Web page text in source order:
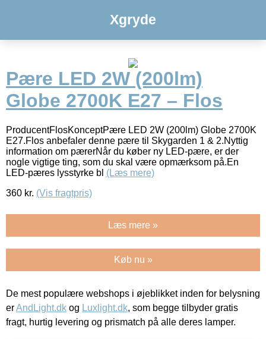
Xgryde
Pære LED 2W (200lm)
Globe 2700K E27 – Flos
ProducentFlosKonceptPære LED 2W (200lm) Globe 2700K
E27.Flos anbefaler denne pære til Skygarden 1 & 2.Nyttig
information om pærerNår du køber ny LED-pære, er der
nogle vigtige ting, som du skal være opmærksom på.En
LED-pæres lysstyrke bl (Læs mere)
360 kr. (Vis fragtpris)
Læs mere »
Køb nu »
De mest populære webshops i øjeblikket inden for belysning
erAndLight.dk og Luxlight.dk, som begge tilbyder gratis
fragt, hurtig levering og prismatch på alle deres lamper.